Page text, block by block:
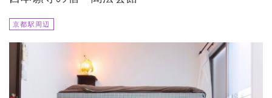
京都駅周辺